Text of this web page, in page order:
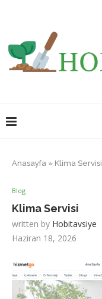
Anasayfa » Klima Servisi
Blog
Klima Servisi
written by Hobitavsiye
Haziran 18, 2026